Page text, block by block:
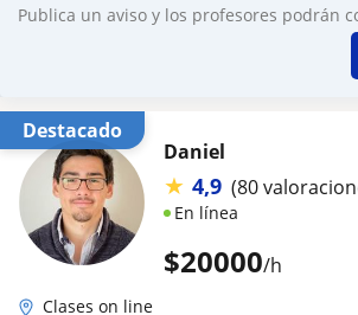
Publica un aviso y los profesores podrán
Destacado
$20000/h
Daniel
★ 4,9 (80
En línea
Clases on line